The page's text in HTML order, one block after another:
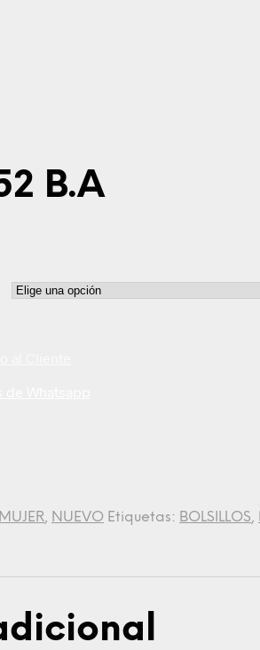
B.A
MUJER, NUEVO Etiquetas: BOLSILLOS,